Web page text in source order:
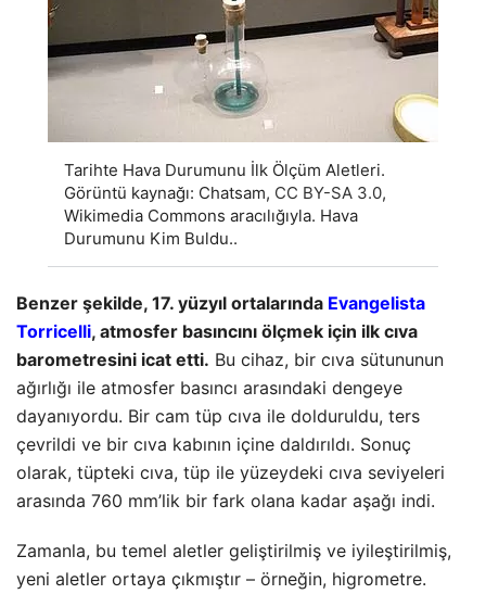
Tarihte Hava Durumunu İlk Ölçüm Aletleri.
Görüntü kaynağı: Chatsam, CC BY-SA 3.0,
Wikimedia Commons aracılığıyla. Hava
Durumunu Kim Buldu..
Benzer şekilde, 17. yüzyıl ortalarında Evangelista
Torricelli, atmosfer basıncını ölçmek için ilk cıva
barometresini icat etti. Bu cihaz, bir cıva sütununun
ağırlığı ile atmosfer basıncı arasındaki dengeye
dayanıyordu. Bir cam tüp cıva ile dolduruldu, ters
çevrildi ve bir cıva kabının içine daldırıldı. Sonuç
olarak, tüpteki cıva, tüp ile yüzeydeki cıva seviyeleri
arasında 760 mm’lik bir fark olana kadar aşağı indi.
Zamanla, bu temel aletler geliştirilmiş ve iyileştirilmiş,
yeni aletler ortaya çıkmıştır – örneğin, higrometre.